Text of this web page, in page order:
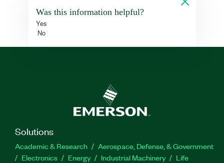
Was this information helpful?
Yes
No
Solutions
Academic & Research
Aerospace, Defense, & Government
Electronics
Energy Industrial Machinery
Life